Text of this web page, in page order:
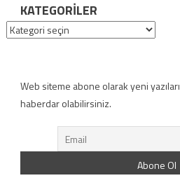
KATEGORILER
Kategoriler
Web siteme abone olarak yeni
haberdar olabilirsiniz.